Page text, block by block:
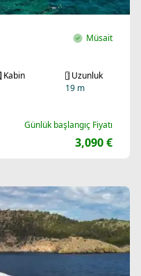
Müsait
Günlük başlangıç Fiyatı
3,090 €
Kabin
Uzunluk
19 m